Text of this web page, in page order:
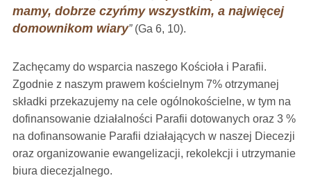
mamy, dobrze czyńmy wszystkim, a najwięcej
domownikom wiary” (Ga 6, 10).
Zachęcamy do wsparcia naszego Kościoła i Parafii.
Zgodnie z naszym prawem kościelnym 7% otrzymanej
składki przekazujemy na cele ogólnokościelne, w tym na
dofinansowanie działalności Parafii dotowanych oraz 3 %
na dofinansowanie Parafii działających w naszej Diecezji
oraz organizowanie ewangelizacji, rekolekcji i utrzymanie
biura diecezjalnego.